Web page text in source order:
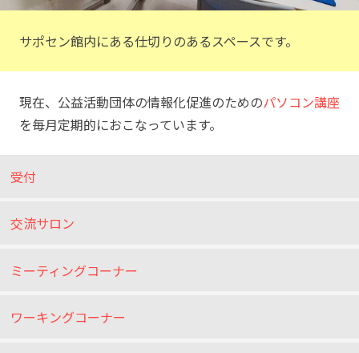
サポセン館内にある仕切りのあるスペースです。
現在、公益活動団体の情報化促進のためのパソコン講座
を毎月定期的におこなっています。
受付
交流サロン
ミーティングコーナー
ワーキングコーナー